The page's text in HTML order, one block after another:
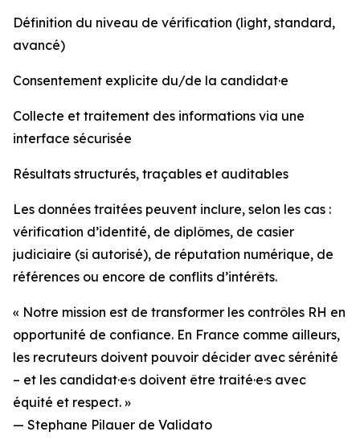
Définition du niveau de vérification (light, standard,
avancé)
Consentement explicite du/de la candidat·e
Collecte et traitement des informations via une
interface sécurisée
Résultats structurés, traçables et auditables
Les données traitées peuvent inclure, selon les cas :
vérification d’identité, de diplômes, de casier
judiciaire (si autorisé), de réputation numérique, de
références ou encore de conflits d’intérêts.
« Notre mission est de transformer les contrôles RH en
opportunité de confiance. En France comme ailleurs,
les recruteurs doivent pouvoir décider avec sérénité
– et les candidat·e·s doivent être traité·e·s avec
équité et respect. »
— Stephane Pilauer de Validato